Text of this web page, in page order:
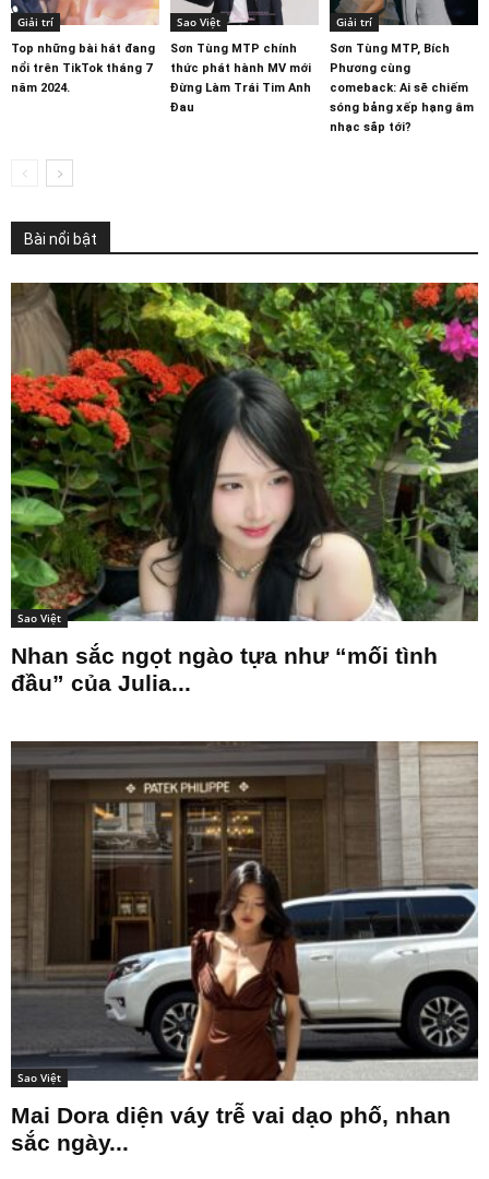
Giải trí
Top những bài hát đang
nổi trên TikTok tháng 7
năm 2024.
Sao Việt
Sơn Tùng MTP chính
thức phát hành MV mới
Đừng Làm Trái Tim Anh
Đau
Giải trí
Sơn Tùng MTP, Bích
Phương cùng
comeback: Ai sẽ chiếm
sóng bảng xếp hạng âm
nhạc sắp tới?
Bài nổi bật
Sao Việt
Nhan sắc ngọt ngào tựa như “mối tình
đầu” của Julia...
Sao Việt
Mai Dora diện váy trễ vai dạo phố, nhan
sắc ngày...